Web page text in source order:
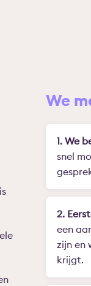
We
1. We
snel
2.
een
zijn en
krijgt.